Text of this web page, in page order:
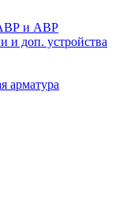
и АВР
и доп. устройства
арматура